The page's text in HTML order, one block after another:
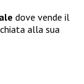
dove vende il
alla sua